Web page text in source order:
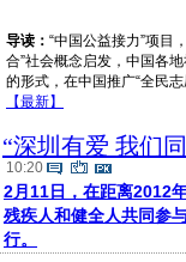
导读： “中国公益接力”项目
合”社会概念启发，中国各
的形式，在中国推广“全民
【最新】
“深圳有爱 我们
10:20
2月11日，在距离2012
残疾人和健全人共同参
行。